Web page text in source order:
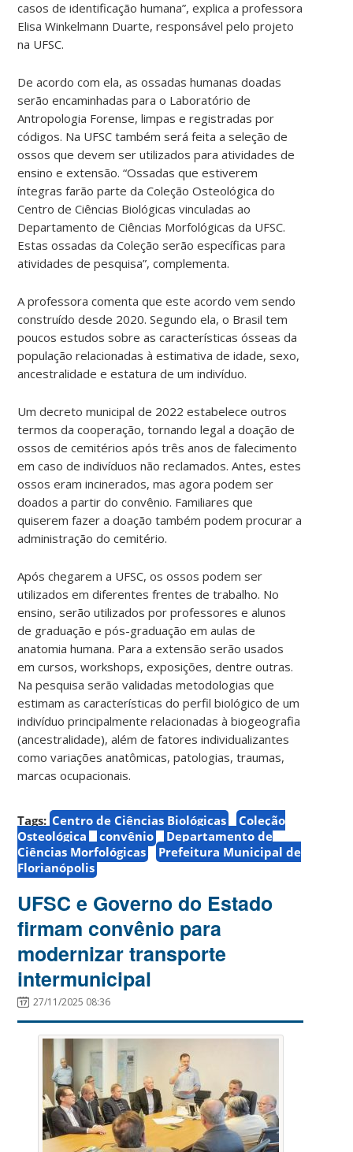
casos de identificação humana”, explica a professora
Elisa Winkelmann Duarte, responsável pelo projeto
na UFSC.
De acordo com ela, as ossadas humanas doadas
serão encaminhadas para o Laboratório de
Antropologia Forense, limpas e registradas por
códigos. Na UFSC também será feita a seleção de
ossos que devem ser utilizados para atividades de
ensino e extensão. “Ossadas que estiverem
íntegras farão parte da Coleção Osteológica do
Centro de Ciências Biológicas vinculadas ao
Departamento de Ciências Morfológicas da UFSC.
Estas ossadas da Coleção serão específicas para
atividades de pesquisa”, complementa.
A professora comenta que este acordo vem sendo
construído desde 2020. Segundo ela, o Brasil tem
poucos estudos sobre as características ósseas da
população relacionadas à estimativa de idade, sexo,
ancestralidade e estatura de um indivíduo.
Um decreto municipal de 2022 estabelece outros
termos da cooperação, tornando legal a doação de
ossos de cemitérios após três anos de falecimento
em caso de indivíduos não reclamados. Antes, estes
ossos eram incinerados, mas agora podem ser
doados a partir do convênio. Familiares que
quiserem fazer a doação também podem procurar a
administração do cemitério.
Após chegarem a UFSC, os ossos podem ser
utilizados em diferentes frentes de trabalho. No
ensino, serão utilizados por professores e alunos
de graduação e pós-graduação em aulas de
anatomia humana. Para a extensão serão usados
em cursos, workshops, exposições, dentre outras.
Na pesquisa serão validadas metodologias que
estimam as características do perfil biológico de um
indivíduo principalmente relacionadas à biogeografia
(ancestralidade), além de fatores individualizantes
como variações anatômicas, patologias, traumas,
marcas ocupacionais.
Tags: Centro de Ciências Biológicas
Coleção
Osteológica
convênio
Departamento de
Ciências Morfológicas
Prefeitura Municipal de
Florianópolis
UFSC e Governo do Estado
firmam convênio para
modernizar transporte
intermunicipal
27/11/2025 08:36